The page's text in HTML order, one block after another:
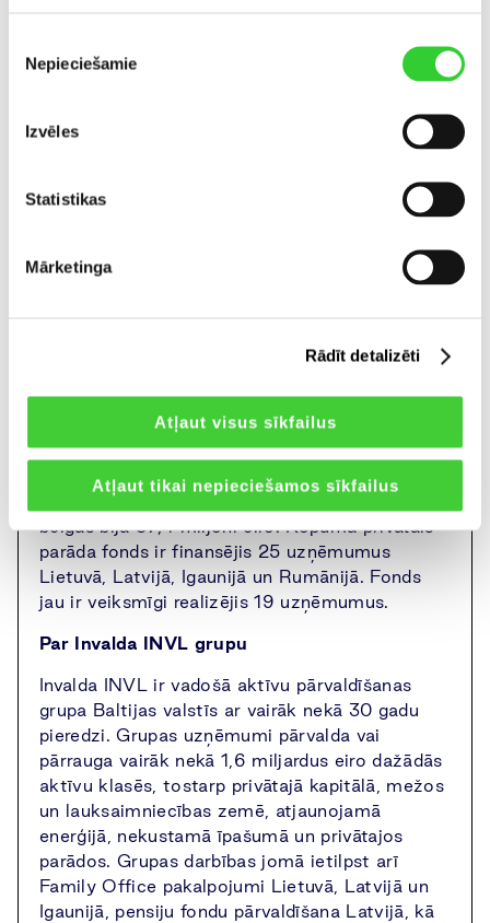
izvēle
Nepieciešamie
Izvēles
Statistikas
Mārketinga
Rādīt detalizēti
Atļaut visus sīkfailus
Atļaut tikai nepieciešamos sīkfailus
finansējumu.
ieguldītājiem vēl vairāk palielina fonda
mēnesi ieguldītāji var iegādāties INVL Bridge
Finance fonda daļas un pārdot tās fondam katru
INVL Bridge Finance 10 gadu laikā ieguldītājiem
ieguldītājiem bija 5,6%, lai gan tā normalizētā
ieguldītājiem nodrošinās neto peļņu 9-10%
apmērā.
Fonda neto aktīvu vērtība 2025. gada janvāra
beigās bija 37,4 miljoni eiro. Kopumā privātais
parāda fonds ir finansējis 25 uzņēmumus
Lietuvā, Latvijā, Igaunijā un Rumānijā. Fonds
jau ir veiksmīgi realizējis 19 uzņēmumus.
Par Invalda INVL grupu
Invalda INVL ir vadošā aktīvu pārvaldīšanas
grupa Baltijas valstīs ar vairāk nekā 30 gadu
pieredzi. Grupas uzņēmumi pārvalda vai
pārrauga vairāk nekā 1,6 miljardus eiro dažādās
aktīvu klasēs, tostarp privātajā kapitālā, mežos
un lauksaimniecības zemē, atjaunojamā
enerģijā, nekustamā īpašumā un privātajos
parādos. Grupas darbības jomā ietilpst arī
Family Office pakalpojumi Lietuvā, Latvijā un
Igaunijā, pensiju fondu pārvaldīšana Latvijā, kā